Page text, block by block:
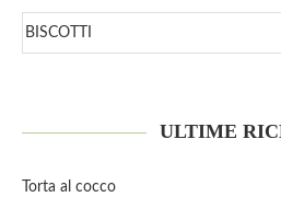
ULTIME
Torta al cocco